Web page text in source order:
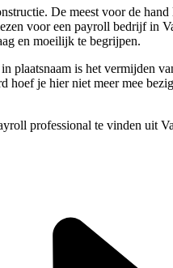
De meest voor de
voor een payroll bedrijf in
en moeilijk te begrijpen.
is het vermijden
je hier niet meer mee
professional te vinden uit